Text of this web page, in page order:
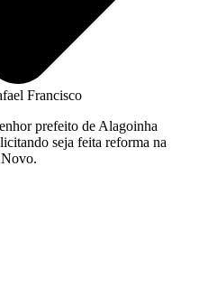
Francisco
prefeito de Alagoinha
seja feita reforma na